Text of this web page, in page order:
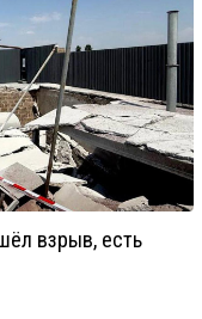
взрыв, есть